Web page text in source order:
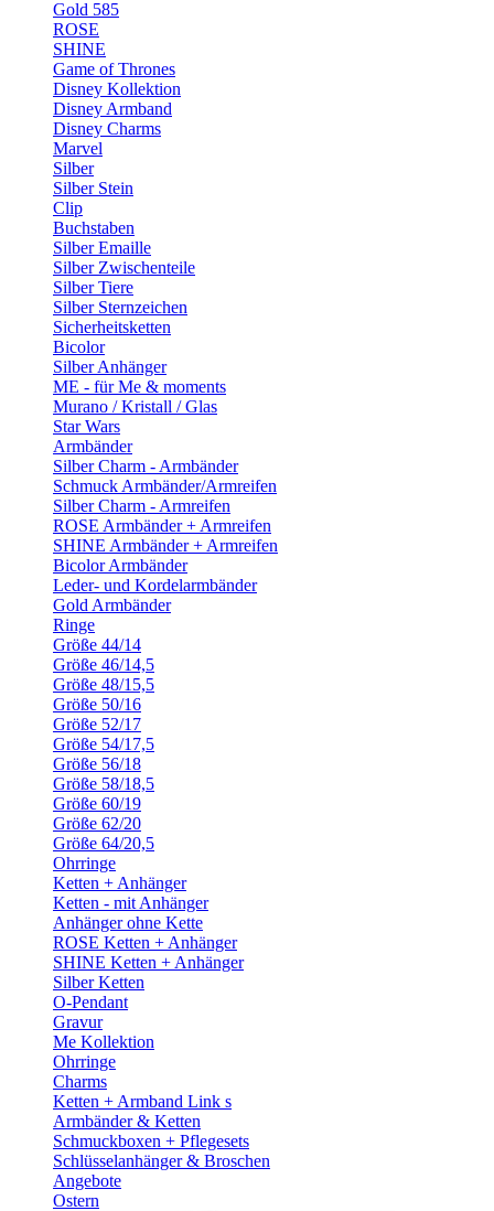
Gold 585
ROSE
SHINE
Game of Thrones
Disney Kollektion
Disney Armband
Disney Charms
Marvel
Silber
Silber Stein
Clip
Buchstaben
Silber Emaille
Silber Zwischenteile
Silber Tiere
Silber Sternzeichen
Sicherheitsketten
Bicolor
Silber Anhänger
ME - für Me & moments
Murano / Kristall / Glas
Star Wars
Armbänder
Silber Charm - Armbänder
Schmuck Armbänder/Armreifen
Silber Charm - Armreifen
ROSE Armbänder + Armreifen
SHINE Armbänder + Armreifen
Bicolor Armbänder
Leder- und Kordelarmbänder
Gold Armbänder
Ringe
Größe 44/14
Größe 46/14,5
Größe 48/15,5
Größe 50/16
Größe 52/17
Größe 54/17,5
Größe 56/18
Größe 58/18,5
Größe 60/19
Größe 62/20
Größe 64/20,5
Ohrringe
Ketten + Anhänger
Ketten - mit Anhänger
Anhänger ohne Kette
ROSE Ketten + Anhänger
SHINE Ketten + Anhänger
Silber Ketten
O-Pendant
Gravur
Me Kollektion
Ohrringe
Charms
Ketten + Armband Link s
Armbänder & Ketten
Schmuckboxen + Pflegesets
Schlüsselanhänger & Broschen
Angebote
Ostern